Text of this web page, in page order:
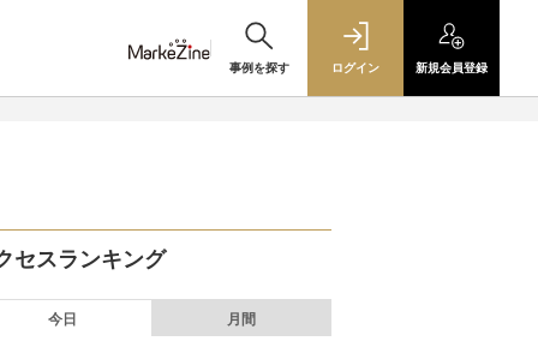
事例を探す ログイン 新規会員登録
セスランキング
今日 月間